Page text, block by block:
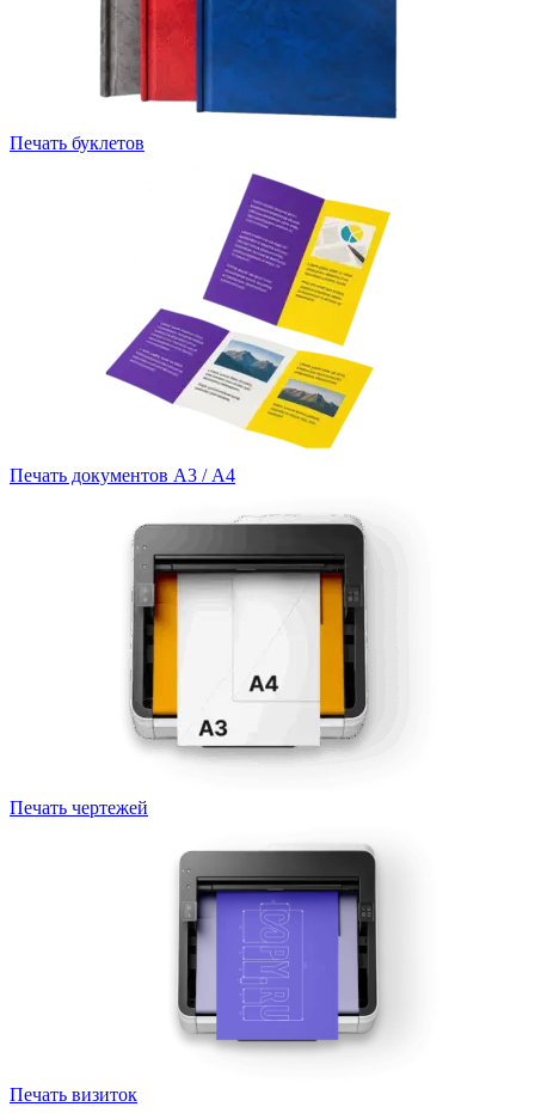
Печать буклетов
Печать документов А3 / А4
Печать чертежей
Печать визиток